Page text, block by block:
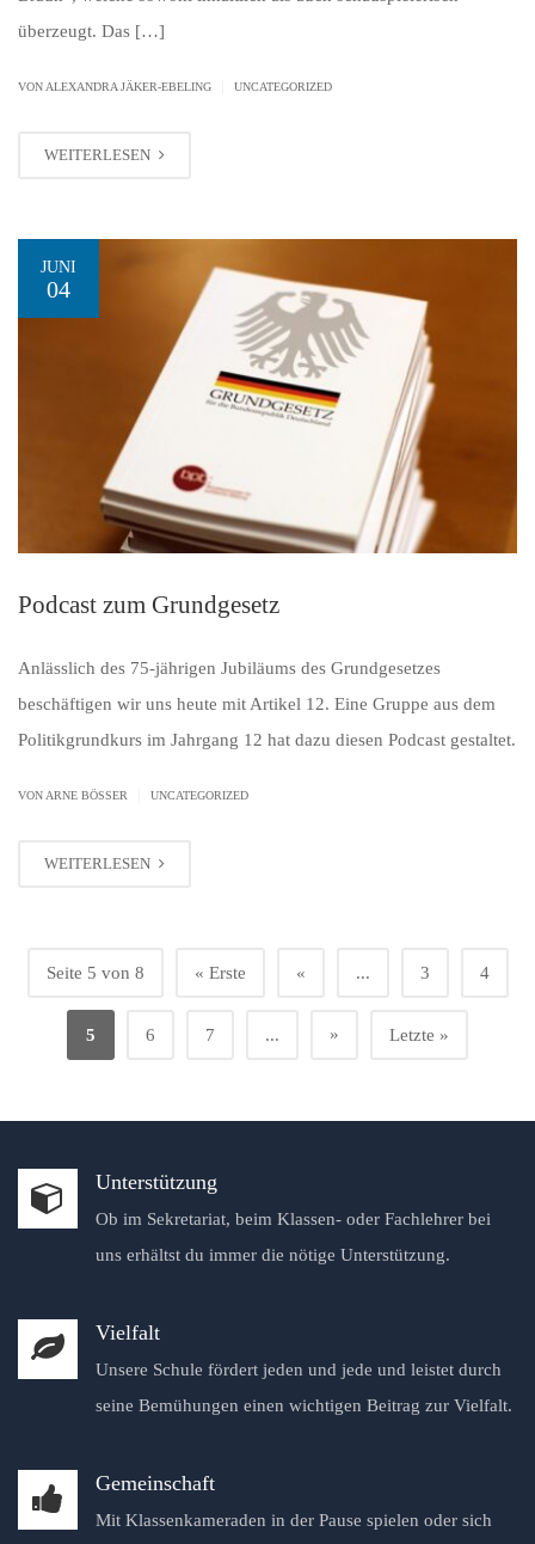
überzeugt. Das […]
VON ALEXANDRA JÄKER-EBELING UNCATEGORIZED
WEITERLESEN
JUNI
04
Podcast zum Grundgesetz
Anlässlich des 75-jährigen Jubiläums des Grundgesetzes
beschäftigen wir uns heute mit Artikel 12. Eine Gruppe aus dem
Politikgrundkurs im Jahrgang 12 hat dazu diesen Podcast gestaltet.
VON ARNE BÖSSER UNCATEGORIZED
WEITERLESEN
Seite 5 von 8 « Erste « ... 3 4
5 6 7 ... » Letzte »
Unterstützung
Ob im Sekretariat, beim Klassen- oder Fachlehrer bei
uns erhältst du immer die nötige Unterstützung.
Vielfalt
Unsere Schule fördert jeden und jede und leistet durch
seine Bemühungen einen wichtigen Beitrag zur Vielfalt.
Gemeinschaft
Mit Klassenkameraden in der Pause spielen oder sich